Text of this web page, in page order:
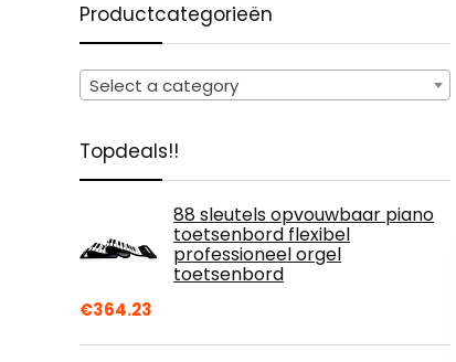
Productcategorieën
Select a category
Topdeals!!
88 sleutels opvouwbaar piano
toetsenbord flexibel
professioneel orgel
toetsenbord
€364.23